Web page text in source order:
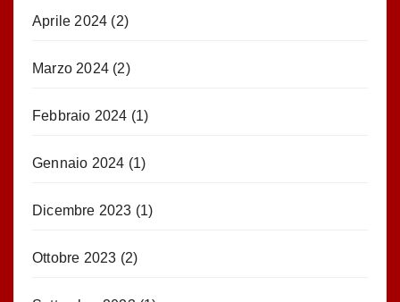
Aprile 2024 (2)
Marzo 2024 (2)
Febbraio 2024 (1)
Gennaio 2024 (1)
Dicembre 2023 (1)
Ottobre 2023 (2)